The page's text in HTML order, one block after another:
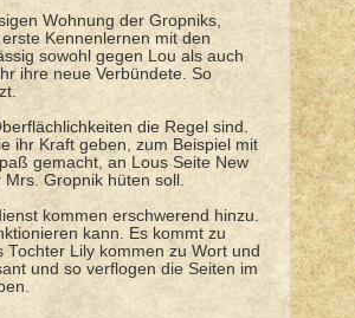
Wohnung der Gropniks,
Kennenlernen mit den
sowohl gegen Lou als auch
ihre neue Verbündete. So
die Regel sind.
ihr Kraft geben, zum Beispiel mit
gemacht, an Lous Seite New
Gropnik hüten soll.
kommen erschwerend hinzu.
kann. Es kommt zu
Lily kommen zu Wort und
und so verflogen die Seiten im